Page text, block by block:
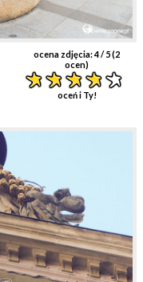
ocena zdjęcia:4/ 5 (2
ocen)
oceń i Ty!